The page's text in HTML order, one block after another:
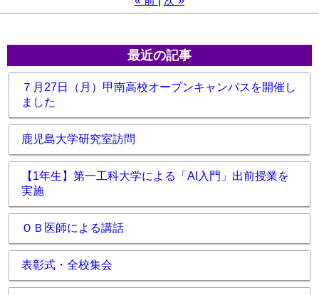
最近の記事
７月27日（月）甲南高校オープンキャンパスを開催し
ました
鹿児島大学研究室訪問
【1年生】第一工科大学による「AI入門」出前授業を
実施
ＯＢ医師による講話
表彰式・全校集会